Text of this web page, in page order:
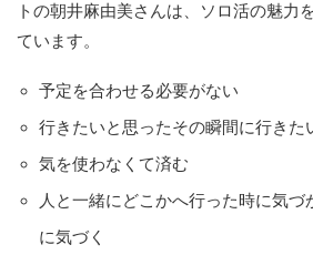
トの朝井麻由美さんは、ソロ活の魅力
ています。
予定を合わせる必要がない
行きたいと思ったその瞬間に行きた
気を使わなくて済む
人と一緒にどこかへ行った時に気づ
に気づく